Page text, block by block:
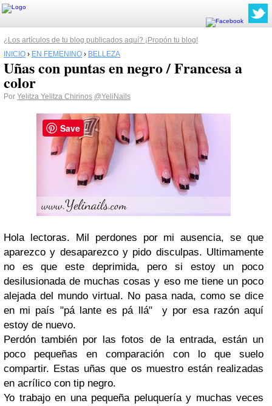
¿Los artículos de tu blog publicados aquí? ¡Propón tu blog!
INICIO › EN FEMENINO › BELLEZA
Uñas con puntas en negro / Francesa a
color
Por Yelitza Yelitza Chirinos @YeliNails
Hola lectoras. Mil perdones por mi ausencia, se que
aparezco y desaparezco y pido disculpas. Ultimamente
no es que este deprimida, pero si estoy un poco
desilusionada de muchas cosas y eso me tiene un poco
alejada del mundo virtual. No pasa nada, como se dice
en mi país "pá lante es pá llá" y por esa razón aquí
estoy de nuevo.
Perdón también por las fotos de la entrada, están un
poco pequeñas en comparación con lo que suelo
compartir. Estas uñas que os muestro están realizadas
en acrílico con tip negro.
Yo trabajo en una pequeña peluquería y muchas veces
Save